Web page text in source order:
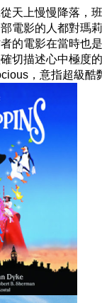
天上慢慢降落，
電影的人都對瑪
的電影在當時也
切描述心中極度
，意指超級酷